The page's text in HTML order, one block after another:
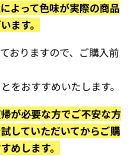
よって色味が実際の商品
ます。
おりますので、ご購入前
をおすすめいたします。
が必要な方でご不安な方
していただいてからご購
めします。